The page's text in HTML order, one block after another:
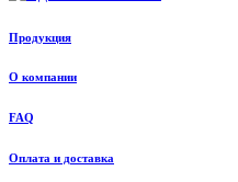
Продукция
О компании
FAQ
Оплата и доставка